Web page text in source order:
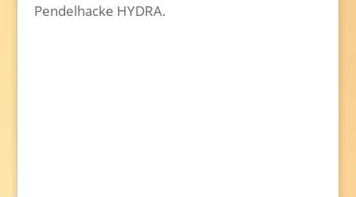
Pendelhacke HYDRA.